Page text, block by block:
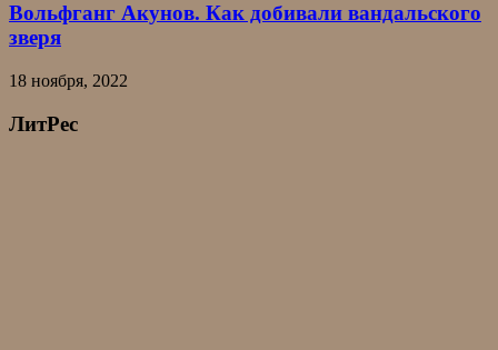
Вольфганг Акунов. Как добивали вандальского
зверя
18 ноября, 2022
ЛитРес